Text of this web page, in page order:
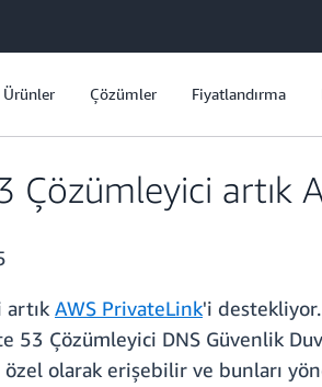
Ürünler Çözümler Fiyatlandırma
Çözümleyici artık
artık AWS PrivateLink'i
53 Çözümleyici DNS Güvenlik
olarak erişebilir ve bunları